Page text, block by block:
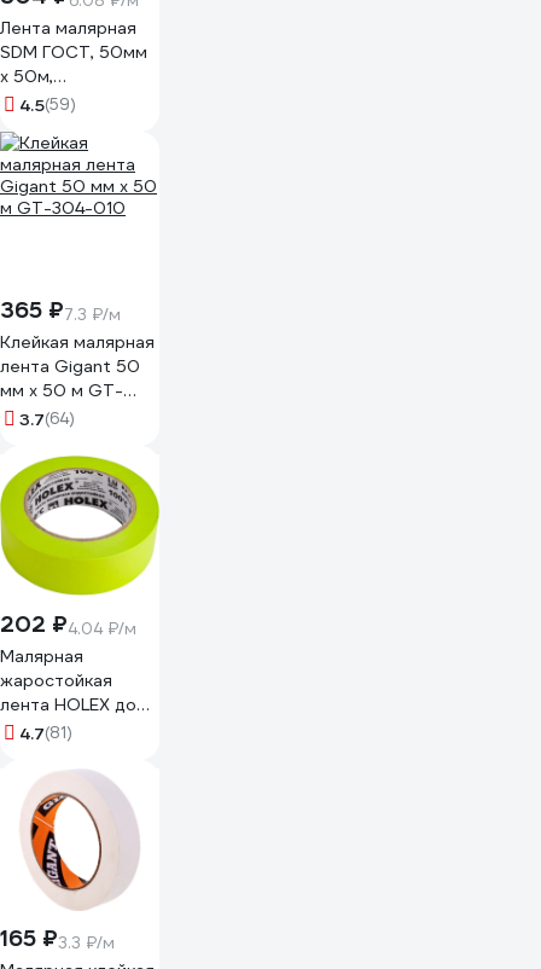
Лента малярная
SDM ГОСТ, 50мм
х 50м,
индивидуальная
5311
4.5(59)
365 ₽7.3 ₽/м
Клейкая малярная
лента Gigant 50
мм х 50 м GT-
304-010
3.7(64)
202 ₽4.04 ₽/м
Малярная
жаростойкая
лента HOLEX до
100С, зеленая,
мм, 50 м HAS-
382260
4.7(81)
165 ₽3.3 ₽/м